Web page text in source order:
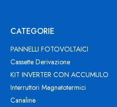
CATEGORIE
PANNELLI FOTOVOLTAICI
Cassette Derivazione
KIT INVERTER CON ACCUMULO
Interruttori Magnetotermici
Canaline